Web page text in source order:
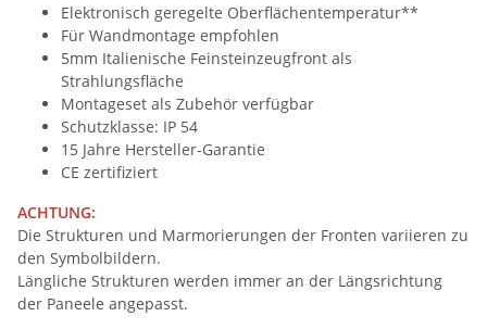
Elektronisch geregelte Oberflächentemperatur**
Für Wandmontage empfohlen
5mm Italienische Feinsteinzeugfront als
Strahlungsfläche
Montageset als Zubehör verfügbar
Schutzklasse: IP 54
15 Jahre Hersteller-Garantie
CE zertifiziert
ACHTUNG:
Die Strukturen und Marmorierungen der Fronten variieren zu
den Symbolbildern.
Längliche Strukturen werden immer an der Längsrichtung
der Paneele angepasst.